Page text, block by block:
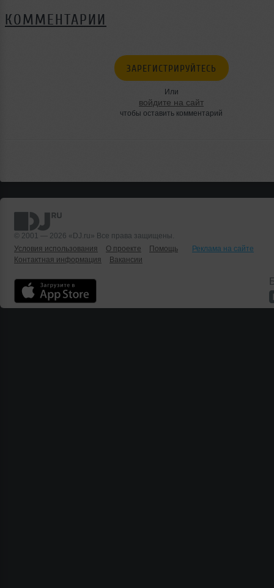
КОММЕНТАРИИ
ЗАРЕГИСТРИРУЙТЕСЬ
Или
войдите на сайт
чтобы оставить комментарий
© 2001 — 2026 «DJ.ru» Все права защищены.
Условия использования
О проекте Помощь
Реклама на сайте
Контактная информация
Вакансии